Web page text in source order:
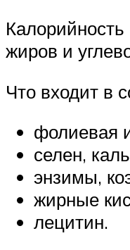
жиров и
Что входит в
фолиевая
селен,
энзимы,
жирные
лецитин.